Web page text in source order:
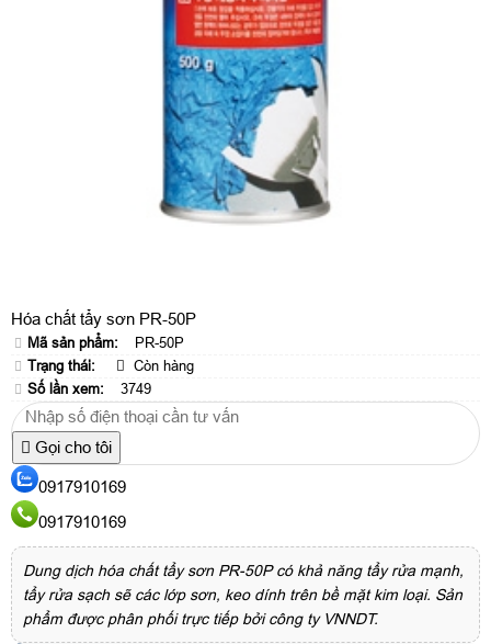
Hóa chất tẩy sơn PR-50P
Mã sản phẩm:
PR-50P
Trạng thái:
Còn hàng
Số lần xem:
3749
Gọi cho tôi
0917910169
0917910169
Dung dịch hóa chất tẩy sơn PR-50P có khả năng tẩy rửa mạnh,
tẩy rửa sạch sẽ các lớp sơn, keo dính trên bề mặt kim loại. Sản
phẩm được phân phối trực tiếp bởi công ty VNNDT.